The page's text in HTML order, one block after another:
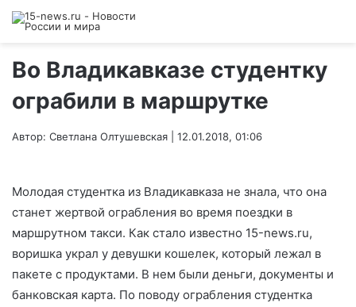
Во Владикавказе студентку
ограбили в маршрутке
Автор: Светлана Олтушевская | 12.01.2018, 01:06
Молодая студентка из Владикавказа не знала, что она
станет жертвой ограбления во время поездки в
маршрутном такси. Как стало известно 15-news.ru,
воришка украл у девушки кошелек, который лежал в
пакете с продуктами. В нем были деньги, документы и
банковская карта. По поводу ограбления студентка